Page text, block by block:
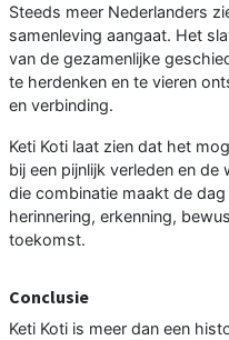
Steeds meer Nederlanders
samenleving aangaat. Het
van de gezamenlijke
te herdenken en te vieren
en verbinding.
Keti Koti laat zien dat het
bij een pijnlijk verleden en
die combinatie maakt de
herinnering, erkenning,
toekomst.
Conclusie
Keti Koti is meer dan een